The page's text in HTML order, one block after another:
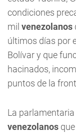
condiciones
mil venezolanos
últimos días por
Bolívar y que
hacinados,
puntos de la
La
venezolanos